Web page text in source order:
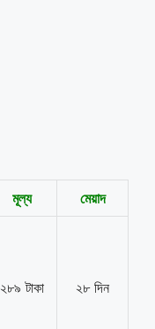
মূল্য মেয়াদ
২৮৯ টাকা ২৮ দিন